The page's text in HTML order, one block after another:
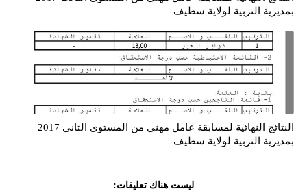
بمديرية التربية لولاية سطيف
النتائج النهائية لمسابقة عامل مهني من المستوى الثاني 2017
بمديرية التربية لولاية سطيف
ليست هناك تعليقات: